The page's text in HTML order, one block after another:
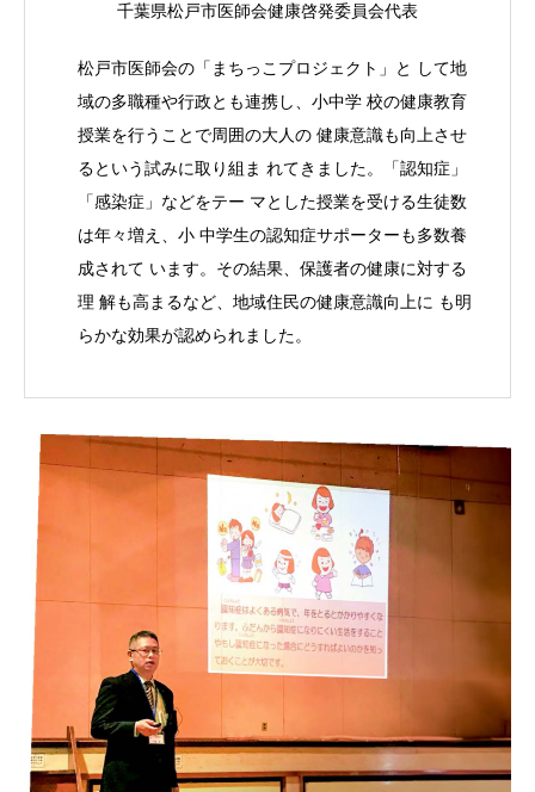
刊行物のご紹介
旗ケ岡だより
お問い合わせ・アクセス
千葉県松戸市医師会健康啓発委員会代表
松戸市医師会の「まちっこプロジェクト」と して地
域の多職種や行政とも連携し、小中学 校の健康教育
授業を行うことで周囲の大人の 健康意識も向上させ
るという試みに取り組ま れてきました。「認知症」
「感染症」などをテー マとした授業を受ける生徒数
は年々増え、小 中学生の認知症サポーターも多数養
成されて います。その結果、保護者の健康に対する
理 解も高まるなど、地域住民の健康意識向上に も明
らかな効果が認められました。